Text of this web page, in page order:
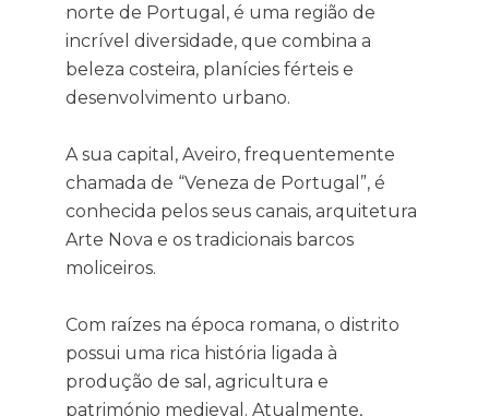
norte de Portugal, é uma região de
incrível diversidade, que combina a
beleza costeira, planícies férteis e
desenvolvimento urbano.
A sua capital, Aveiro, frequentemente
chamada de “Veneza de Portugal”, é
conhecida pelos seus canais, arquitetura
Arte Nova e os tradicionais barcos
moliceiros.
Com raízes na época romana, o distrito
possui uma rica história ligada à
produção de sal, agricultura e
património medieval. Atualmente,